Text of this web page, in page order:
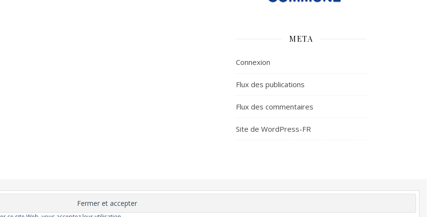
META
Connexion
Flux des publications
Flux des commentaires
Site de WordPress-FR
Moins de dépression Meilleur odorat Meilleur goût